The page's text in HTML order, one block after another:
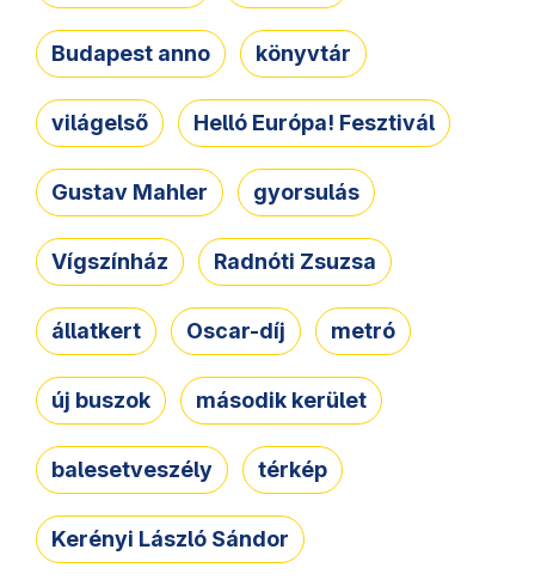
Budapest anno könyvtár
világelső Helló Európa! Fesztivál
Gustav Mahler gyorsulás
Vígszínház Radnóti Zsuzsa
állatkert Oscar-díj metró
új buszok második kerület
balesetveszély térkép
Kerényi László Sándor